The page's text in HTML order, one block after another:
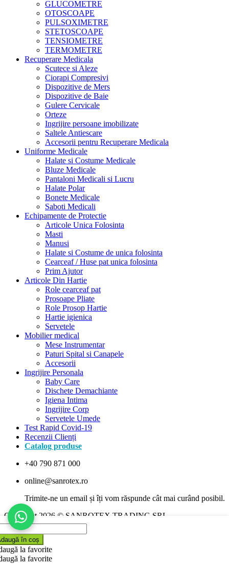
în coș
la favorite
la favorite
GLUCOMETRE
OTOSCOAPE
PULSOXIMETRE
STETOSCOAPE
TENSIOMETRE
TERMOMETRE
Recuperare Medicala
Scutece si Aleze
Ciorapi Compresivi
Dispozitive de Mers
Dispozitive de Baie
Gulere Cervicale
Orteze
Ingrijire persoane imobilizate
Saltele Antiescare
Accesorii pentru Recuperare Medicala
Uniforme Medicale
Halate si Costume Medicale
Bluze Medicale
Pantaloni Medicali si Lucru
Halate Polar
Bonete Medicale
Saboti Medicali
Echipamente de Protectie
Articole Unica Folosinta
Masti
Manusi
Halate si Costume de unica folosinta
Cearceaf / Huse pat unica folosinta
Prim Ajutor
Articole Din Hartie
Role cearceaf pat
Prosoape Pliate
Role Prosop Hartie
Hartie igienica
Servetele
Mobilier medical
Mese Instrumentar
Paturi Spital si Canapele
Accesorii
Ingrijire Personala
Baby Care
Dischete Demachiante
Igiena Intima
Ingrijire Corp
Servetele Umede
Test Rapid Covid-19
Recenzii Clienți
Catalog produse
+40 790 871 000
online@sanrotex.ro
Copyright 2026 © SANROTEX TRADING SRL
Ce produs căutați?